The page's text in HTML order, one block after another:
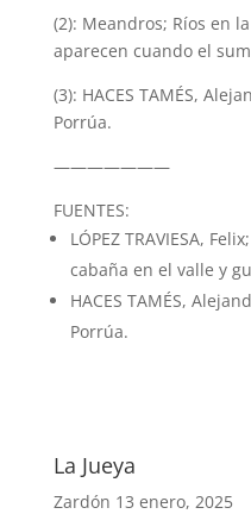
(2): Meandros; Ríos en
aparecen cuando el
(3): HACES TAMÉS,
Porrúa.
———————
FUENTES:
LÓPEZ TRAVIESA,
cabaña en el valle y
HACES TAMÉS,
Porrúa.
La Jueya
Zardón 13 enero, 2025